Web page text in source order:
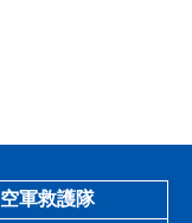
空軍救護隊